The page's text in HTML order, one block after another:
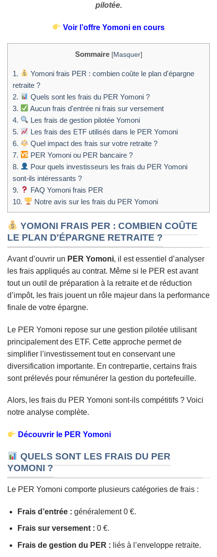
pilotée.
Voir l’offre Yomoni en cours
Sommaire [Masquer]
1.
Yomoni frais PER : combien coûte le plan d'épargne
retraite ?
2.
Quels sont les frais du PER Yomoni ?
3.
Aucun frais d'entrée ni frais sur versement
4.
Les frais de gestion pilotée Yomoni
5.
Les frais des ETF utilisés dans le PER Yomoni
6.
Quel impact des frais sur votre retraite ?
7.
PER Yomoni ou PER bancaire ?
8.
Pour quels investisseurs les frais du PER Yomoni
sont-ils intéressants ?
9.
FAQ Yomoni frais PER
10.
Notre avis sur les frais du PER Yomoni
YOMONI FRAIS PER : COMBIEN COÛTE
LE PLAN D'ÉPARGNE RETRAITE ?
Avant d’ouvrir un PER Yomoni, il est essentiel d’analyser
les frais appliqués au contrat. Même si le PER est avant
tout un outil de préparation à la retraite et de réduction
d’impôt, les frais jouent un rôle majeur dans la performance
finale de votre épargne.
Le PER Yomoni repose sur une gestion pilotée utilisant
principalement des ETF. Cette approche permet de
simplifier l’investissement tout en conservant une
diversification importante. En contrepartie, certains frais
sont prélevés pour rémunérer la gestion du portefeuille.
Alors, les frais du PER Yomoni sont-ils compétitifs ? Voici
notre analyse complète.
Découvrir le PER Yomoni
QUELS SONT LES FRAIS DU PER
YOMONI ?
Le PER Yomoni comporte plusieurs catégories de frais :
Frais d’entrée : généralement 0 €.
Frais sur versement : 0 €.
Frais de gestion du PER : liés à l’enveloppe retraite.